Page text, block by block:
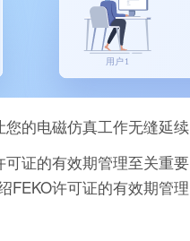
的电磁仿真工作无缝延续
证的有效期管理至关重
FEKO许可证的有效期管